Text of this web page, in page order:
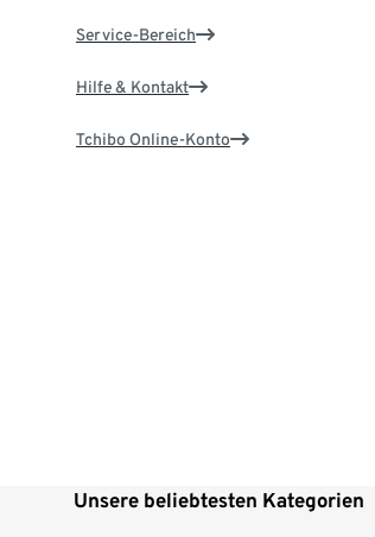
Service-Bereich
Hilfe & Kontakt
Tchibo Online-Konto
Unsere beliebtesten Kategorien